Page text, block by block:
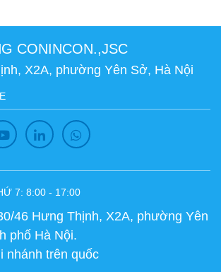
CONINCON.,JSC
X2A, phường Yên Sở, Hà Nội
7: 8:00 - 17:00
46 Hưng Thịnh, X2A, phường Yên
phố Hà Nội.
nhánh trên quốc